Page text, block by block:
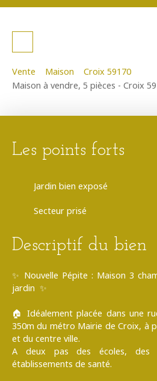
Vente Maison
Croix 59170
Maison à vendre, 5 pièces - Croix
Les points forts
Jardin bien exposé
Secteur prisé
Descriptif du bien
✨ Nouvelle Pépite : Maison 3
jardin ✨
🏠 Idéalement placée dans une
350m du métro Mairie de Croix, à
et du centre ville.
A deux pas des écoles, des
établissements de santé.